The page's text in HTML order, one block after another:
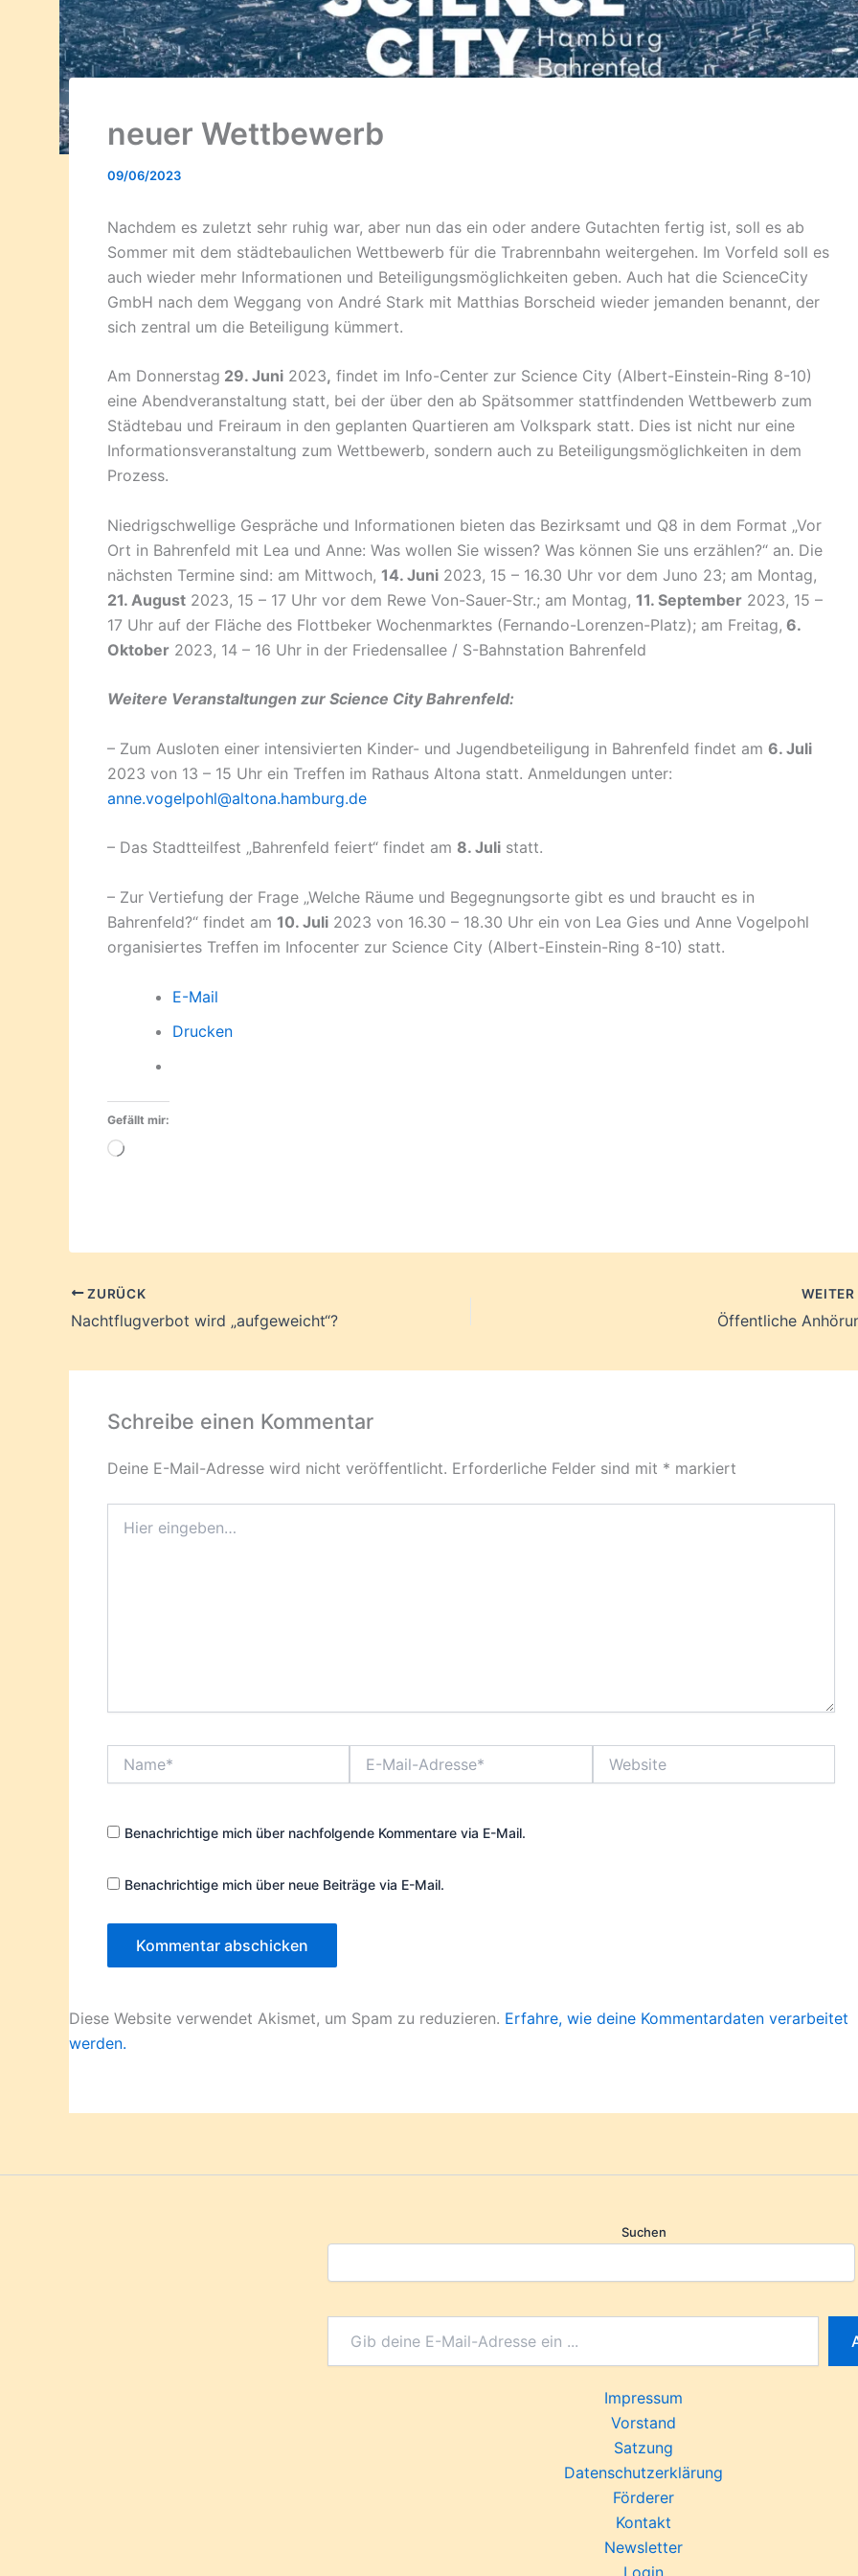
neuer Wettbewerb
09/06/2023
Nachdem es zuletzt sehr ruhig war, aber nun das ein oder andere Gutachten fertig ist, soll es ab
Sommer mit dem städtebaulichen Wettbewerb für die Trabrennbahn weitergehen. Im Vorfeld soll es
auch wieder mehr Informationen und Beteiligungsmöglichkeiten geben. Auch hat die ScienceCity
GmbH nach dem Weggang von André Stark mit Matthias Borscheid wieder jemanden benannt, der
sich zentral um die Beteiligung kümmert.
Am Donnerstag 29. Juni 2023, findet im Info-Center zur Science City (Albert-Einstein-Ring 8-10)
eine Abendveranstaltung statt, bei der über den ab Spätsommer stattfindenden Wettbewerb zum
Städtebau und Freiraum in den geplanten Quartieren am Volkspark statt. Dies ist nicht nur eine
Informationsveranstaltung zum Wettbewerb, sondern auch zu Beteiligungsmöglichkeiten in dem
Prozess.
Niedrigschwellige Gespräche und Informationen bieten das Bezirksamt und Q8 in dem Format „Vor
Ort in Bahrenfeld mit Lea und Anne: Was wollen Sie wissen? Was können Sie uns erzählen?“ an. Die
nächsten Termine sind: am Mittwoch, 14. Juni 2023, 15 – 16.30 Uhr vor dem Juno 23; am Montag,
21. August 2023, 15 – 17 Uhr vor dem Rewe Von-Sauer-Str.; am Montag, 11. September 2023, 15 –
17 Uhr auf der Fläche des Flottbeker Wochenmarktes (Fernando-Lorenzen-Platz); am Freitag, 6.
Oktober 2023, 14 – 16 Uhr in der Friedensallee / S-Bahnstation Bahrenfeld
Weitere Veranstaltungen zur Science City Bahrenfeld:
– Zum Ausloten einer intensivierten Kinder- und Jugendbeteiligung in Bahrenfeld findet am 6. Juli
2023 von 13 – 15 Uhr ein Treffen im Rathaus Altona statt. Anmeldungen unter:
anne.vogelpohl@altona.hamburg.de
– Das Stadtteilfest „Bahrenfeld feiert“ findet am 8. Juli statt.
– Zur Vertiefung der Frage „Welche Räume und Begegnungsorte gibt es und braucht es in
Bahrenfeld?“ findet am 10. Juli 2023 von 16.30 – 18.30 Uhr ein von Lea Gies und Anne Vogelpohl
organisiertes Treffen im Infocenter zur Science City (Albert-Einstein-Ring 8-10) statt.
E-Mail
Drucken
Gefällt mir:
Wird
ZURÜCK
Nachtflugverbot wird „aufgeweicht“?
WEITER
Öffentliche
Schreibe einen Kommentar
Deine E-Mail-Adresse wird nicht veröffentlicht. Erforderliche Felder sind mit * markiert
eingeben…
Mail-
Benachrichtige mich über nachfolgende Kommentare via E-Mail.
Benachrichtige mich über neue Beiträge via E-Mail.
Diese Website verwendet Akismet, um Spam zu reduzieren. Erfahre, wie deine Kommentardaten verarbeitet
werden.
Suchen
Impressum
Vorstand
Satzung
Datenschutzerklärung
Förderer
Kontakt
Newsletter
Login